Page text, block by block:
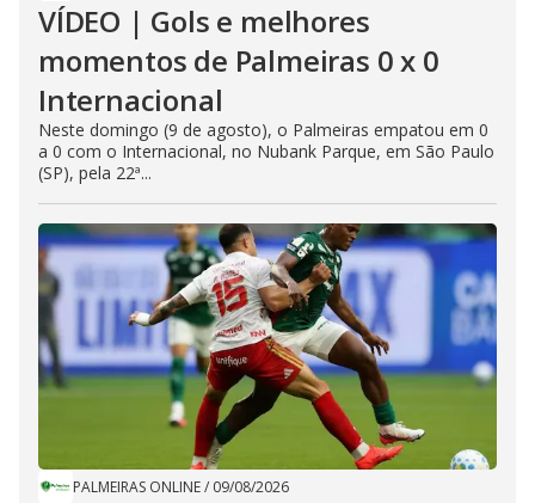
VÍDEO | Gols e melhores
momentos de Palmeiras 0 x 0
Internacional
Neste domingo (9 de agosto), o Palmeiras empatou em 0
a 0 com o Internacional, no Nubank Parque, em São Paulo
(SP), pela 22ª...
PALMEIRAS ONLINE/ 09/08/2026